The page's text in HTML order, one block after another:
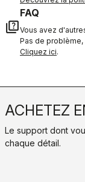
quiz
FAQ
Vous avez
Pas de
Cliquez ici.
ACHETEZ
Le support dont
chaque détail.